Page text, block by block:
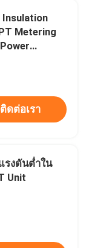
Metering
ติดต่อเรา
รงดันต่ำใน
Unit